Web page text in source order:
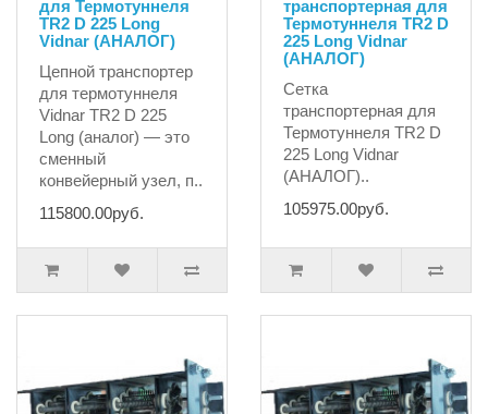
для Термотуннеля
TR2 D 225 Long
Vidnar (АНАЛОГ)
Цепной транспортер
для термотуннеля
Vidnar TR2 D 225
Long (аналог) — это
сменный
конвейерный узел, п..
115800.00руб.
транспортерная для
Термотуннеля TR2 D
225 Long Vidnar
(АНАЛОГ)
Сетка
транспортерная для
Термотуннеля TR2 D
225 Long Vidnar
(АНАЛОГ)..
105975.00руб.